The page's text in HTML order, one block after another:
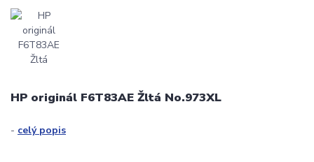
HP originál F6T83AE Žltá No.973XL
- celý popis